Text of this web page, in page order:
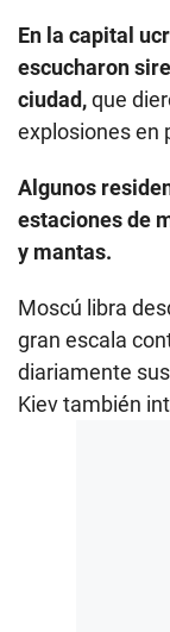
En la capital
escucharon
ciudad,que
explosiones en
Algunos
estaciones de
y mantas.
Moscú libra
gran escala
diariamente
Kiev también